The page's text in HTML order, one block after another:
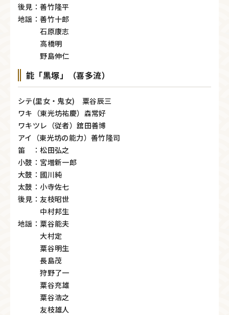
後見：善竹隆平
地謡：善竹十郎
石原康志
高橋明
野島伸仁
能「黒塚」（喜多流）
シテ(里女・鬼女) 粟谷辰三
ワキ（東光坊祐慶）森常好
ワキツレ（従者）舘田善博
アイ（東光坊の能力）善竹隆司
笛 ：松田弘之
小鼓：宮増新一郎
大鼓：國川純
太鼓：小寺佐七
後見：友枝昭世
中村邦生
地謡：粟谷能夫
大村定
粟谷明生
長島茂
狩野了一
粟谷充雄
粟谷浩之
友枝雄人